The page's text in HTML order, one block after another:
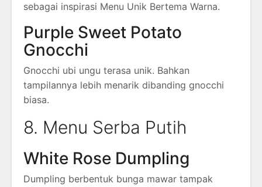
sebagai inspirasi Menu Unik Bertema Warna.
Purple Sweet Potato
Gnocchi
Gnocchi ubi ungu terasa unik. Bahkan
tampilannya lebih menarik dibanding gnocchi
biasa.
8. Menu Serba Putih
White Rose Dumpling
Dumpling berbentuk bunga mawar tampak